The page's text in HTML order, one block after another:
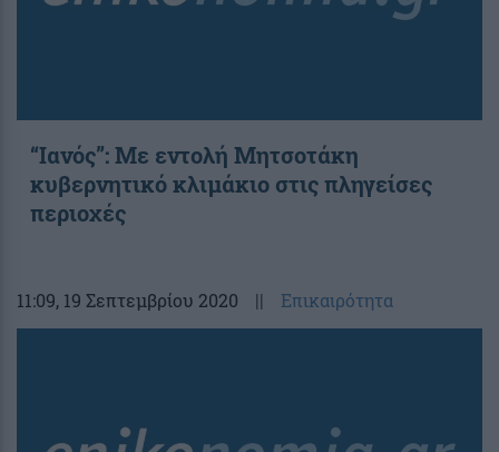
“Ιανός”: Με εντολή Μητσοτάκη
κυβερνητικό κλιμάκιο στις πληγείσες
περιοχές
11:09, 19 Σεπτεμβρίου 2020 || Επικαιρότητα